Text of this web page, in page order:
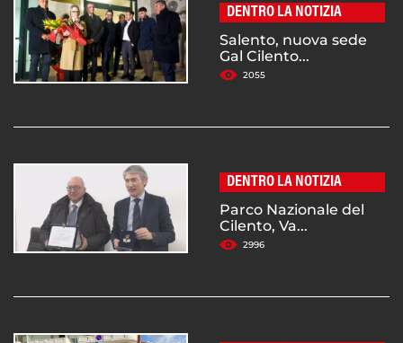
DENTRO LA NOTIZIA
Salento, nuova sede
Gal Cilento...
2055
DENTRO LA NOTIZIA
Parco Nazionale del
Cilento, Va...
2996